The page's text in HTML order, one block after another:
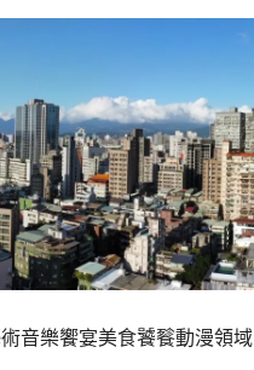
音樂饗宴美食饕餮動漫領域